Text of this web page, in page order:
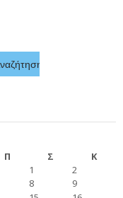
Π Σ
Κ
1
2
8
9